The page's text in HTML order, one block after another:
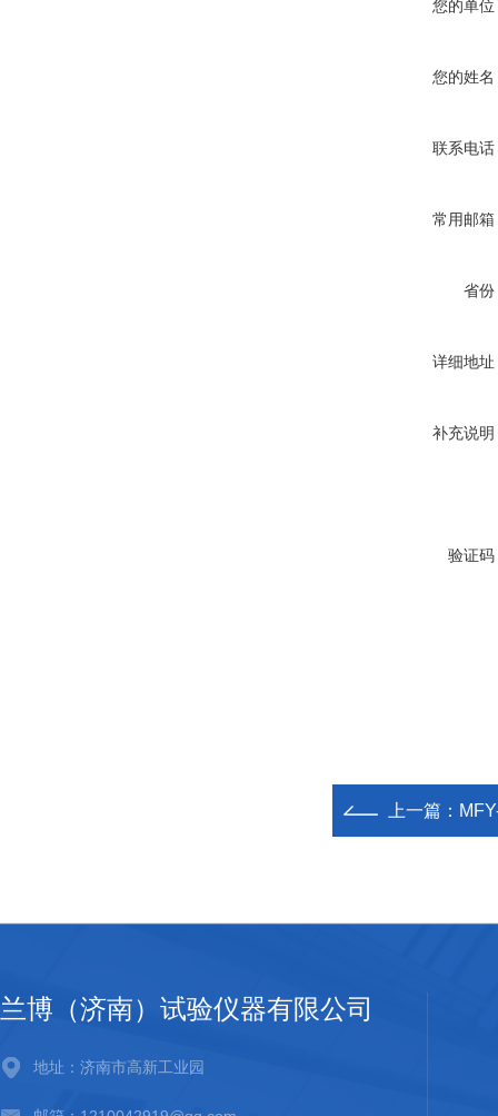
您的单位
您的姓名
联系电话
常用邮箱
省份
详细地址
补充说明
验证码
上一篇：
兰博（济南）试验仪器有限公司
地址：济南市高新工业园